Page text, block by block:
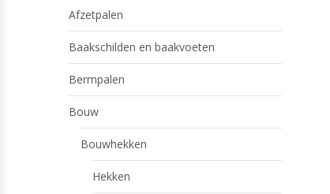
Afzetpalen
Baakschilden en baakvoeten
Bermpalen
Bouw
Bouwhekken
Hekken